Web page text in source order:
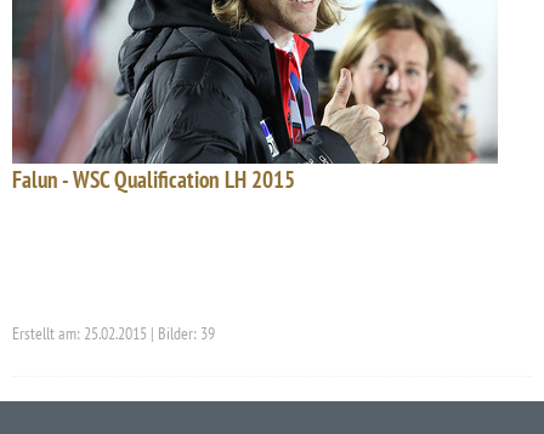
Falun - WSC Qualification LH 2015
Erstellt am: 25.02.2015 | Bilder: 39